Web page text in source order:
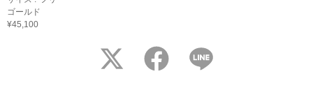
ゴールド
¥45,100
twitter facebook